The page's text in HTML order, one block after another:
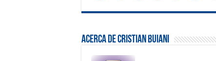
Acerca de Cristian Buiani